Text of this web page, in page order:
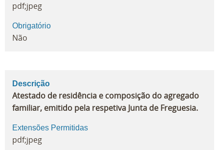
pdf;jpeg
Obrigatório
Não
Descrição
Atestado de residência e composição do agregado
familiar, emitido pela respetiva Junta de Freguesia.
Extensões Permitidas
pdf;jpeg